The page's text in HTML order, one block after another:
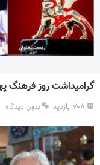
گرامیداشت روز فرهنگ
۷۰۸ بازدید بدون دیدگاه